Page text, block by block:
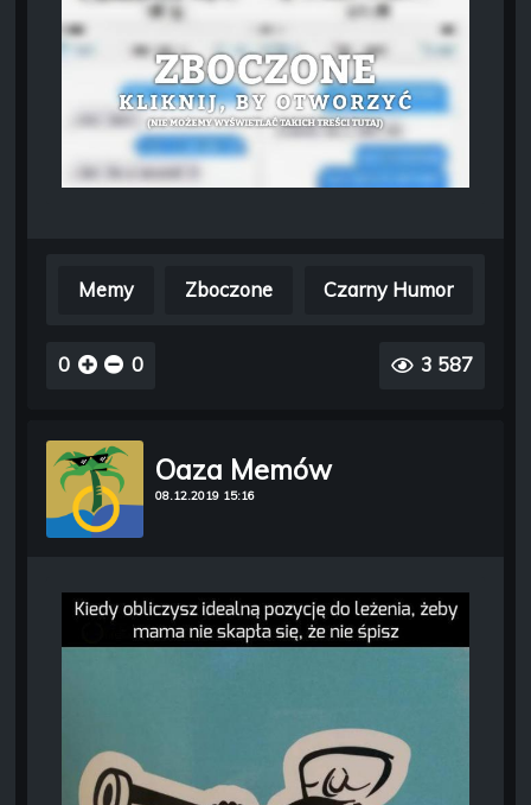
Memy Zboczone Czarny Humor
0 0 3 587
Oaza Memów
08.12.2019 15:16